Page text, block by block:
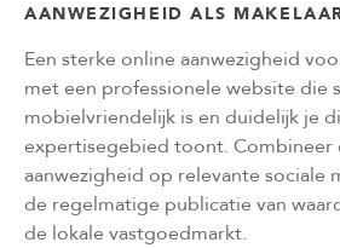
AANWEZIGHEID ALS
Een sterke online aanwezigheid
met een professionele website die
mobielvriendelijk is en duidelijk je
expertisegebied toont. Combineer
aanwezigheid op relevante sociale
de regelmatige publicatie van
de lokale vastgoedmarkt.